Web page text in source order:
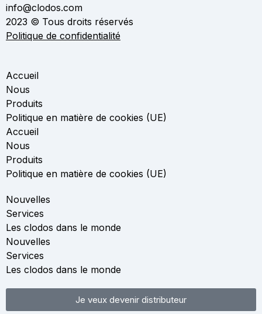
info@clodos.com
2023 © Tous droits réservés
Politique de confidentialité
Accueil
Nous
Produits
Politique en matière de cookies (UE)
Accueil
Nous
Produits
Politique en matière de cookies (UE)
Nouvelles
Services
Les clodos dans le monde
Nouvelles
Services
Les clodos dans le monde
Je veux devenir distributeur